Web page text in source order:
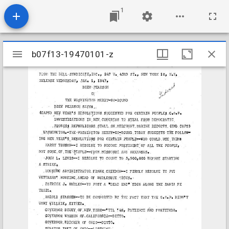
1
Mirador
viewer
b07f13-19470101-z
b07f13-19470101-z